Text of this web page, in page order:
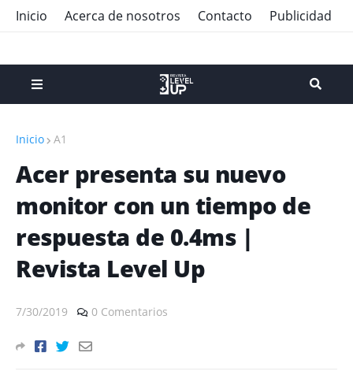
Inicio Acerca de nosotros Contacto Publicidad
Inicio A1
Acer presenta su nuevo
monitor con un tiempo de
respuesta de 0.4ms |
Revista Level Up
7/30/2019 0 Comentarios